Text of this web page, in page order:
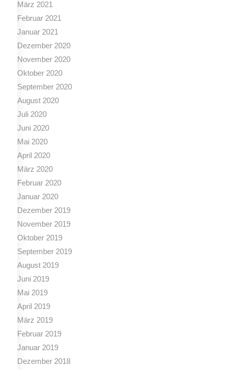
März 2021
Februar 2021
Januar 2021
Dezember 2020
November 2020
Oktober 2020
September 2020
August 2020
Juli 2020
Juni 2020
Mai 2020
April 2020
März 2020
Februar 2020
Januar 2020
Dezember 2019
November 2019
Oktober 2019
September 2019
August 2019
Juni 2019
Mai 2019
April 2019
März 2019
Februar 2019
Januar 2019
Dezember 2018